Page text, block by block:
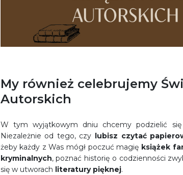
My również celebrujemy
Autorskich
W tym wyjątkowym dniu chcemy podzielić
Niezależnie od tego, czy
lubisz czytać
żeby każdy z Was mógł poczuć magię książek
kryminalnych, poznać historię o codzienności
się w utworach literatury pięknej.